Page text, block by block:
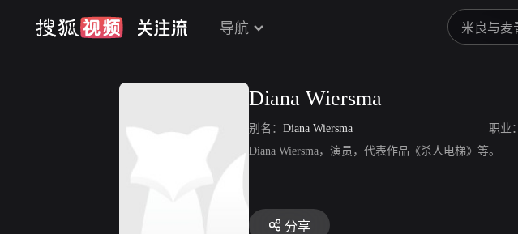
导航
Diana Wiersma
别名： Diana Wiersma 职业：
Diana Wiersma，演员，代表作品《杀人电梯》等。
分享